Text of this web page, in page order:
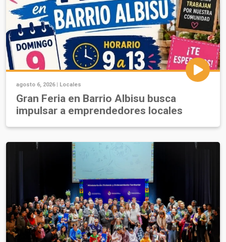
agosto 6, 2026 | Locales
Gran Feria en Barrio Albisu busca
impulsar a emprendedores locales